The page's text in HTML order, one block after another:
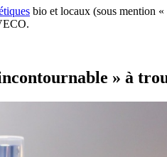
bio et locaux (sous mention
» à